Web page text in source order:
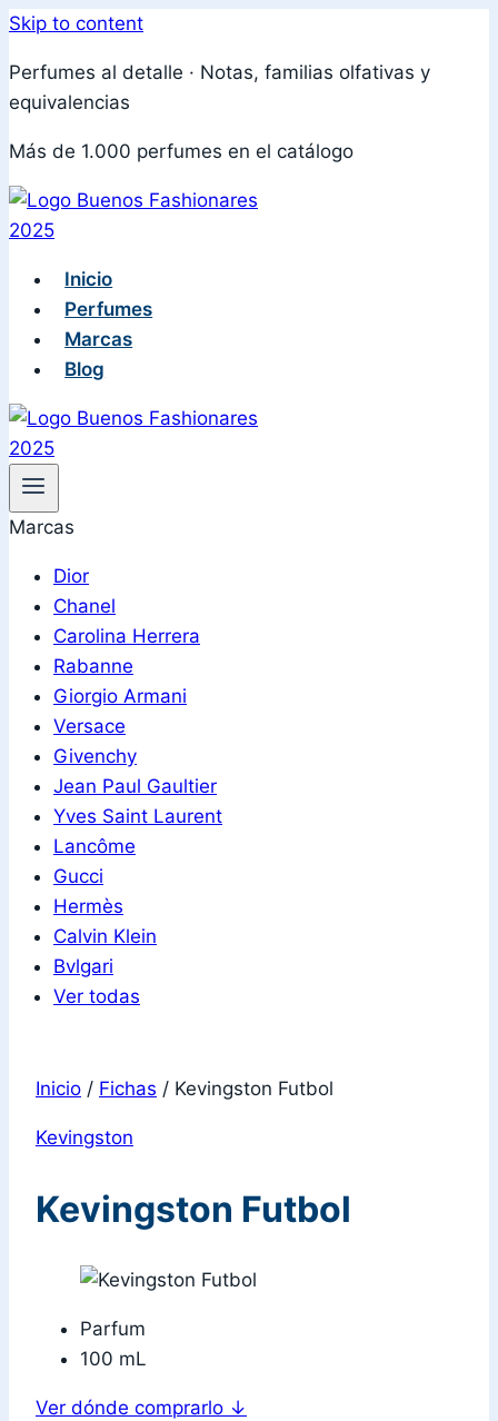
Skip to content
Perfumes al detalle · Notas, familias olfativas y
equivalencias
Más de 1.000 perfumes en el catálogo
Inicio
Perfumes
Marcas
Blog
Marcas
Dior
Chanel
Carolina Herrera
Rabanne
Giorgio Armani
Versace
Givenchy
Jean Paul Gaultier
Yves Saint Laurent
Lancôme
Gucci
Hermès
Calvin Klein
Bvlgari
Ver todas
Inicio / Fichas / Kevingston Futbol
Kevingston
Kevingston Futbol
Parfum
100 mL
Ver dónde comprarlo ↓